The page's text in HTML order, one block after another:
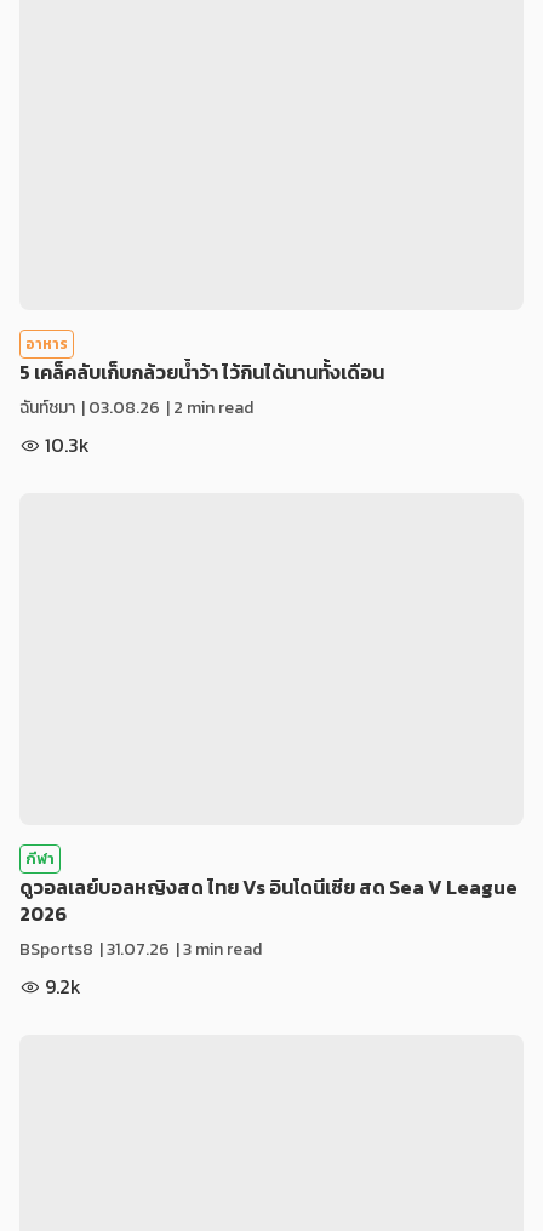
อาหาร
5 เคล็คลับเก็บกล้วยน้ำว้า ไว้กินได้นานทั้งเดือน
ฉันท์ชมา |03.08.26 | 2 min read
10.3k
กีฬา
ดูวอลเลย์บอลหญิงสด ไทย Vs อินโดนีเซีย สด Sea V League
2026
BSports8 |31.07.26 | 3 min read
9.2k